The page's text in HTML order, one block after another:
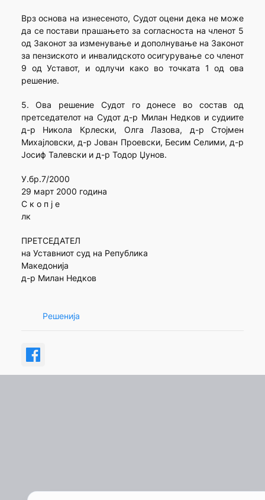
Врз основа на изнесеното, Судот оцени дека не може
да се постави прашањето за согласноста на членот 5
од Законот за изменување и дополнување на Законот
за пензиското и инвалидското осигурување со членот
9 од Уставот, и одлучи како во точката 1 од ова
решение.
5. Ова решение Судот го донесе во состав од
претседателот на Судот д-р Милан Недков и судиите
д-р Никола Крлески, Олга Лазова, д-р Стојмен
Михајловски, д-р Јован Проевски, Бесим Селими, д-р
Јосиф Талевски и д-р Тодор Џунов.
У.бр.7/2000
29 март 2000 година
С к о п ј е
лк
ПРЕТСЕДАТЕЛ
на Уставниот суд на Република
Македонија
д-р Милан Недков
Решенија